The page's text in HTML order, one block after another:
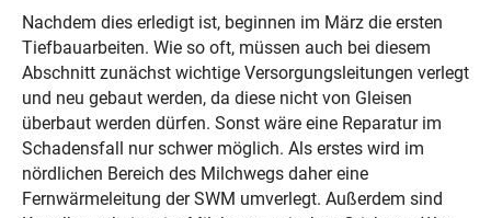
Nachdem dies erledigt ist, beginnen im März die ersten
Tiefbauarbeiten. Wie so oft, müssen auch bei diesem
Abschnitt zunächst wichtige Versorgungsleitungen verlegt
und neu gebaut werden, da diese nicht von Gleisen
überbaut werden dürfen. Sonst wäre eine Reparatur im
Schadensfall nur schwer möglich. Als erstes wird im
nördlichen Bereich des Milchwegs daher eine
Fernwärmeleitung der SWM umverlegt. Außerdem sind